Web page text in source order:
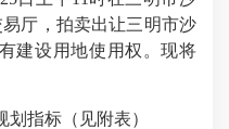
厅，拍卖出让三明市沙
建设用地使用权。现将
指标（见附表）